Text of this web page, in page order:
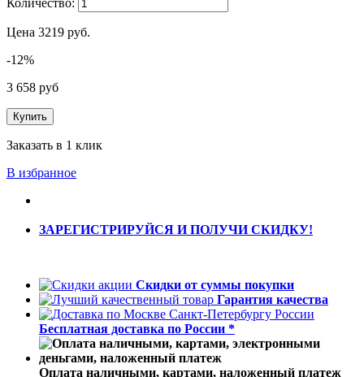
Цена 3219 руб.
-12%
3 658 руб
Купить
Заказать в 1 клик
В избранное
ЗАРЕГИСТРИРУЙСЯ И ПОЛУЧИ СКИДКУ!
Скидки от суммы покупки
Гарантия качества
Бесплатная доставка по России *
Оплата наличными, картами, наложенный платеж